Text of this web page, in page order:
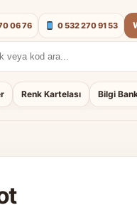
Renk Kartelası Bilgi
06 76 0 532 270 91 53